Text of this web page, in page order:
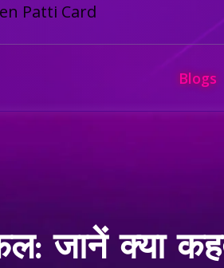
Blogs
जानें क्या